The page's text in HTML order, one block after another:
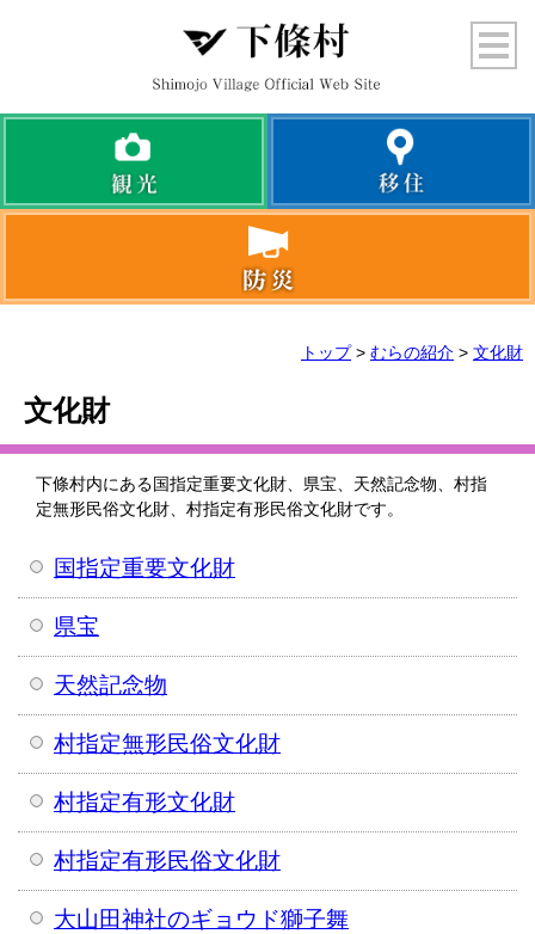
トップ> むらの紹介 > 文化財
文化財
下條村内にある国指定重要文化財、県宝、天然記念物、村指
定無形民俗文化財、村指定有形民俗文化財です。
国指定重要文化財
県宝
天然記念物
村指定無形民俗文化財
村指定有形文化財
村指定有形民俗文化財
大山田神社のギョウド獅子舞